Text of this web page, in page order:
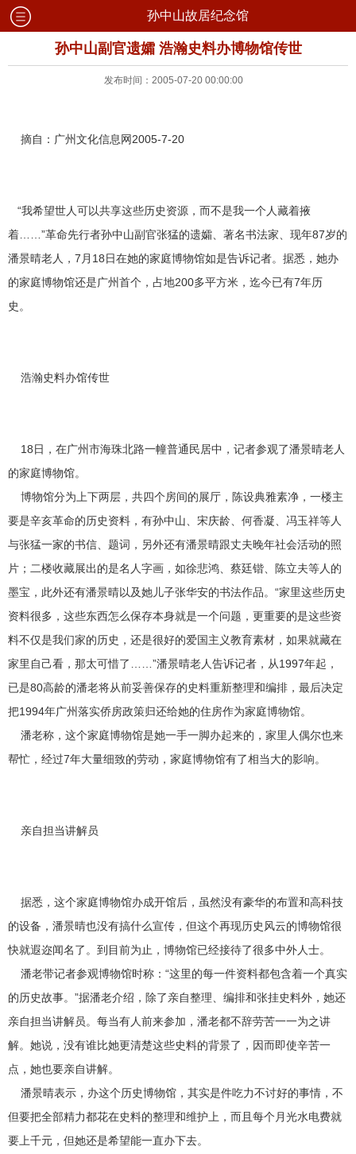
孙中山故居纪念馆
孙中山副官遗孀 浩瀚史料办博物馆传世
发布时间：2005-07-20 00:00:00
摘自：广州文化信息网2005-7-20
“我希望世人可以共享这些历史资源，而不是我一个人藏着掖
着……”革命先行者孙中山副官张猛的遗孀、著名书法家、现年87岁的
潘景晴老人，7月18日在她的家庭博物馆如是告诉记者。据悉，她办
的家庭博物馆还是广州首个，占地200多平方米，迄今已有7年历
史。
浩瀚史料办馆传世
18日，在广州市海珠北路一幢普通民居中，记者参观了潘景晴老人
的家庭博物馆。
博物馆分为上下两层，共四个房间的展厅，陈设典雅素净，一楼主
要是辛亥革命的历史资料，有孙中山、宋庆龄、何香凝、冯玉祥等人
与张猛一家的书信、题词，另外还有潘景晴跟丈夫晚年社会活动的照
片；二楼收藏展出的是名人字画，如徐悲鸿、蔡廷锴、陈立夫等人的
墨宝，此外还有潘景晴以及她儿子张华安的书法作品。“家里这些历史
资料很多，这些东西怎么保存本身就是一个问题，更重要的是这些资
料不仅是我们家的历史，还是很好的爱国主义教育素材，如果就藏在
家里自己看，那太可惜了……”潘景晴老人告诉记者，从1997年起，
已是80高龄的潘老将从前妥善保存的史料重新整理和编排，最后决定
把1994年广州落实侨房政策归还给她的住房作为家庭博物馆。
潘老称，这个家庭博物馆是她一手一脚办起来的，家里人偶尔也来
帮忙，经过7年大量细致的劳动，家庭博物馆有了相当大的影响。
亲自担当讲解员
据悉，这个家庭博物馆办成开馆后，虽然没有豪华的布置和高科技
的设备，潘景晴也没有搞什么宣传，但这个再现历史风云的博物馆很
快就遐迩闻名了。到目前为止，博物馆已经接待了很多中外人士。
潘老带记者参观博物馆时称：“这里的每一件资料都包含着一个真实
的历史故事。”据潘老介绍，除了亲自整理、编排和张挂史料外，她还
亲自担当讲解员。每当有人前来参加，潘老都不辞劳苦一一为之讲
解。她说，没有谁比她更清楚这些史料的背景了，因而即使辛苦一
点，她也要亲自讲解。
潘景晴表示，办这个历史博物馆，其实是件吃力不讨好的事情，不
但要把全部精力都花在史料的整理和维护上，而且每个月光水电费就
要上千元，但她还是希望能一直办下去。